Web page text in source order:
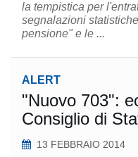
la tempistica per
segnalazioni
pensione" e le ...
ALERT
"Nuovo 703":
Consiglio di
13 FEBBRAIO 2014